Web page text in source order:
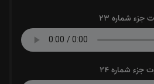
جزء شماره 23
جزء شماره 24